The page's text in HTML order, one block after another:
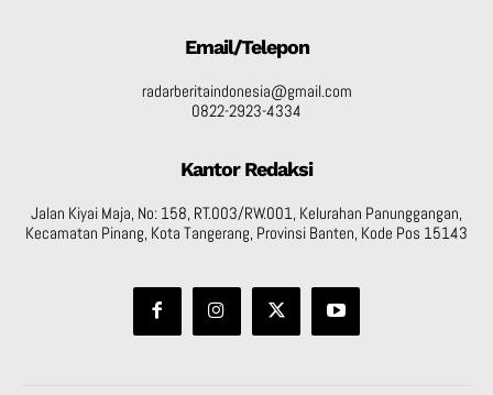
Email/Telepon
radarberitaindonesia@gmail.com
0822-2923-4334
Kantor Redaksi
Jalan Kiyai Maja, No: 158, RT.003/RW.001, Kelurahan Panunggangan,
Kecamatan Pinang, Kota Tangerang, Provinsi Banten, Kode Pos 15143